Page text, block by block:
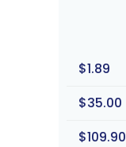
$1.89
$35.00
$109.90